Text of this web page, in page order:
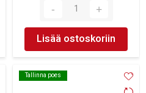
Lisää ostoskoriin
Tallinna poes
Tallinna poes